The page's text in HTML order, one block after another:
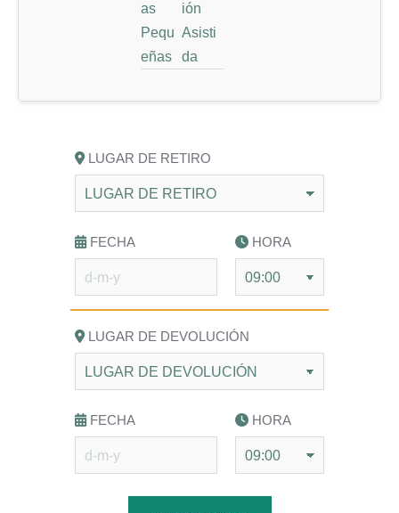
as
Pequ
eñas
ión
Asisti
da
LUGAR DE RETIRO
FECHA HORA
LUGAR DE DEVOLUCIÓN
FECHA HORA